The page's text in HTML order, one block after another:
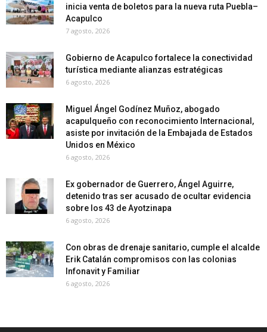
inicia venta de boletos para la nueva ruta Puebla–
Acapulco
7 agosto, 2026
Gobierno de Acapulco fortalece la conectividad
turística mediante alianzas estratégicas
6 agosto, 2026
Miguel Ángel Godínez Muñoz, abogado
acapulqueño con reconocimiento Internacional,
asiste por invitación de la Embajada de Estados
Unidos en México
6 agosto, 2026
Ex gobernador de Guerrero, Ángel Aguirre,
detenido tras ser acusado de ocultar evidencia
sobre los 43 de Ayotzinapa
6 agosto, 2026
Con obras de drenaje sanitario, cumple el alcalde
Erik Catalán compromisos con las colonias
Infonavit y Familiar
6 agosto, 2026